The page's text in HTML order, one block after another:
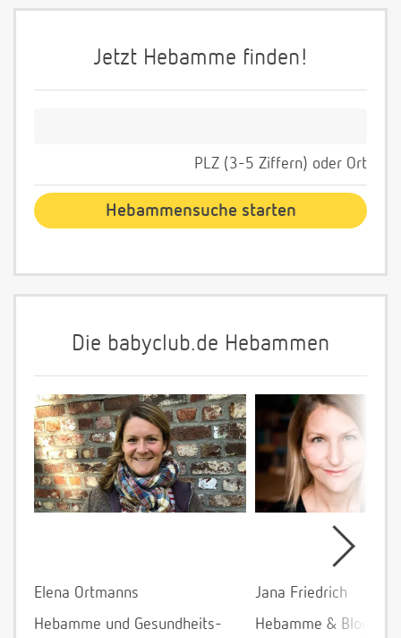
Jetzt Hebamme finden!
PLZ (3-5 Ziffern) oder Ort
Die babyclub.de Hebammen
Elena Ortmanns
Hebamme und Gesundheits-
Jana Friedrich
Hebamme &